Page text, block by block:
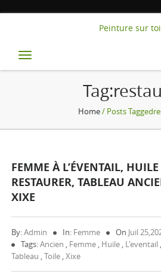
Peinture sur
Toggle
navigation
Home/ Posts
FEMME À L’ÉVENTAIL,
RESTAURER, TABLEAU
XIXE
By:Admin In: Femme On Juil
Tags:Ancien , Femme , Huile , L'eventail ,
Tableau ,Toile ,Xixe